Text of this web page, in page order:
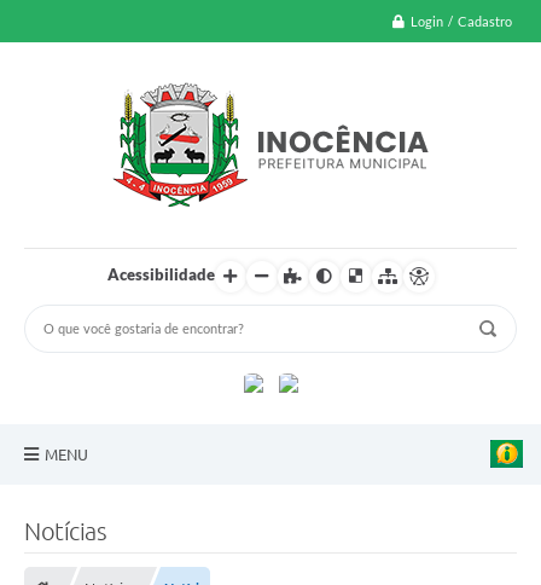
Login / Cadastro
Acessibilidade
MENU
Notícias